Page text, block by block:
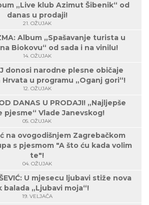
„Live klub Azimut Šibenik“ od
danas u prodaji!
21. OŽUJAK
Album „Spašavanje turista u
Biokovu“ od sada i na vinilu!
14. OŽUJAK
donosi narodne plesne običaje
Hrvata u programu „Oganj gori“!
12. OŽUJAK
DANAS U PRODAJI! „Najljepše
pjesme“ Vlade Janevskog!
05. OŽUJAK
na ovogodišnjem Zagrebačkom
s pjesmom "A što ću kada volim
te"!
04. OŽUJAK
U mjesecu ljubavi stiže nova
balada „Ljubavi moja“!
19. VELJAČA